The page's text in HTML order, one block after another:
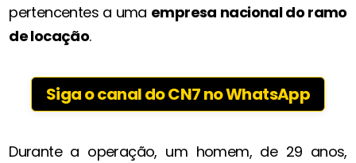
pertencentes a uma empresa nacional do ramo
de locação.
Siga o canal do CN7 no WhatsApp
Durante a operação, um homem, de 29 anos,